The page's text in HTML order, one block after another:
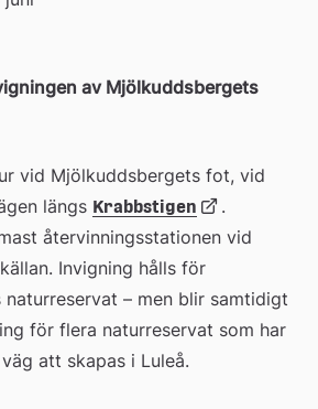
av Mjölkuddsbergets
vid Mjölkuddsbergets fot, vid
längs Krabbstigen Länk
till
extern
.
återvinningsstationen vid
Invigning hålls för
– men blir samtidigt
för flera naturreservat som har
att skapas i Luleå.